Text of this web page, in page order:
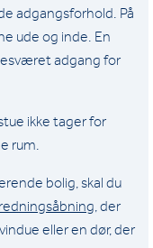
adgangsforhold. På
ude og inde. En
adgang for
ikke tager for
rum.
bolig, skal du
redningsåbning, der
eller en dør, der